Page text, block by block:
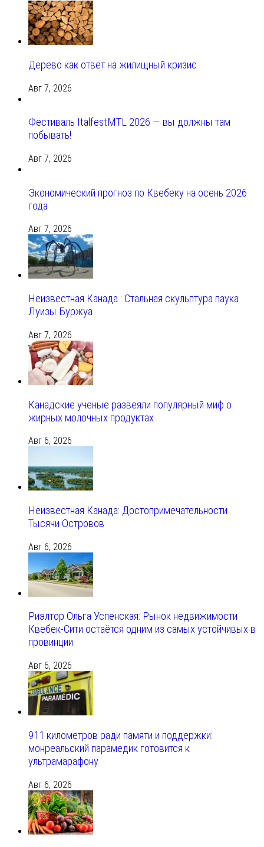
Дерево как ответ на жилищный кризис
Авг 7, 2026
Фестиваль ItalfestMTL 2026 — вы должны там
побывать!
Авг 7, 2026
Экономический прогноз по Квебеку на осень 2026
года
Авг 7, 2026
Неизвестная Канада : Стальная скульптура паука
Луизы Буржуа
Авг 7, 2026
Канадские ученые развеяли популярный миф о
жирных молочных продуктах
Авг 6, 2026
Неизвестная Канада: Достопримечательности
Тысячи Островов
Авг 6, 2026
Риэлтор Ольга Успенская: Рынок недвижимости
Квебек-Сити остаётся одним из самых устойчивых в
провинции
Авг 6, 2026
911 километров ради памяти и поддержки:
монреальский парамедик готовится к
ультрамарафону
Авг 6, 2026